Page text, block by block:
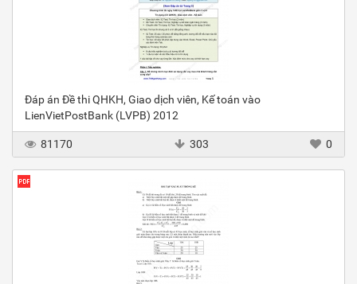
Đáp án Đề thi QHKH, Giao dịch viên, Kế toán vào
LienVietPostBank (LVPB) 2012
81170 303 0